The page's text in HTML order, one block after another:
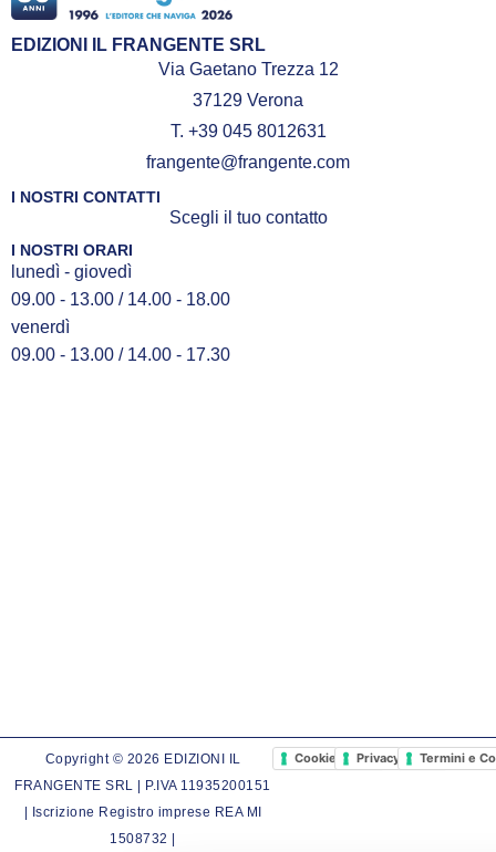
EDIZIONI IL FRANGENTE SRL
Via Gaetano Trezza 12
37129 Verona
T. +39 045 8012631
frangente@frangente.com
I NOSTRI CONTATTI
Scegli il tuo contatto
I NOSTRI ORARI
lunedì - giovedì
09.00 - 13.00 / 14.00 - 18.00
venerdì
09.00 - 13.00 / 14.00 - 17.30
Copyright © 2026 EDIZIONI IL
FRANGENTE SRL | P.IVA 11935200151
| Iscrizione Registro imprese REA MI
1508732 |
Cookie PolicyPrivacy PolicyTermini e